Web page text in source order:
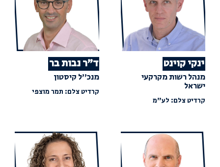
ינקי קוינט
מנהל רשות מקרקעי
ישראל
קרדיט צלם: לע"מ
ד"ר נבות בר
מנכ"ל קיסטון
קרדיט צלם: תמר מוצפי